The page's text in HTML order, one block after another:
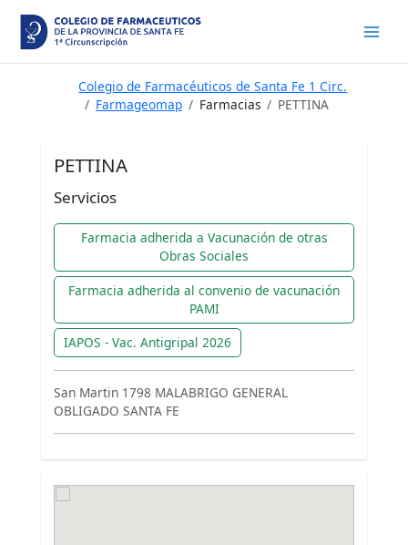
contenido
Colegio de Farmacéuticos de Santa Fe 1 Circ.
Farmageomap
Farmacias PETTINA
PETTINA
Servicios
Farmacia adherida a Vacunación de otras
Obras Sociales
Farmacia adherida al convenio de vacunación
PAMI
IAPOS - Vac. Antigripal 2026
San Martin 1798 MALABRIGO GENERAL
OBLIGADO SANTA FE